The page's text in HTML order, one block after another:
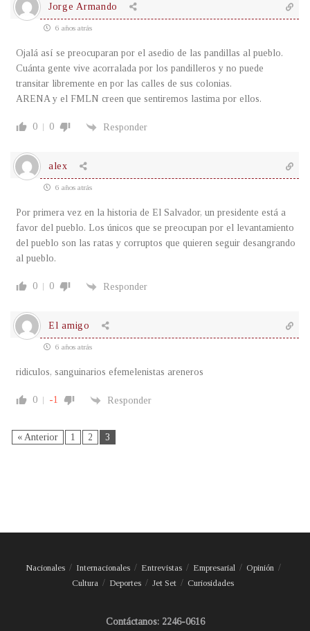
Jorge Armando
6 años atrás
Ojalá así se preocuparan por el asedio de las pandillas al pueblo.
Cuánta gente vive acorralada por los pandilleros y no puede
transitar libremente en por las calles de sus colonias.
ARENA y el FMLN creen que sentiremos lastima por ellos.
0 0 Responder
alex
6 años atrás
Por primera vez en la historia de El Salvador, un presidente está a
favor del pueblo. Los únicos que se preocupan por el levantamiento
del pueblo son las ratas y corruptos que quieren seguir desangrando
al pueblo.
0 0 Responder
El amigo
6 años atrás
ridiculos, sanguinarios efemelenistas areneros
0 -1 Responder
« Anterior 1 2 3
Nacionales Internacionales Entrevistas Empresarial
Opinión
Cultura
Deportes Jet Set Curiosidades
Contáctanos: 2246-0616